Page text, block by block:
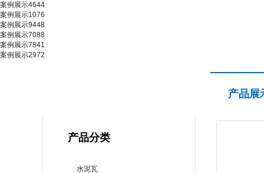
案例展示4644
案例展示1076
案例展示9448
案例展示7088
案例展示7841
案例展示2972
产品分类
水泥瓦
产品展